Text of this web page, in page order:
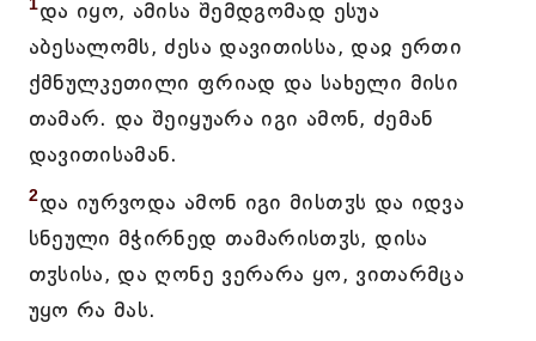
1და იყო, ამისა შემდგომად ესუა
აბესალომს, ძესა დავითისსა, დაჲ ერთი
ქმნულკეთილი ფრიად და სახელი მისი
თამარ. და შეიყუარა იგი ამონ, ძემან
დავითისამან.
2და იურვოდა ამონ იგი მისთჳს და იდვა
სნეული მჭირნედ თამარისთჳს, დისა
თჳსისა, და ღონე ვერარა ყო, ვითარმცა
უყო რა მას.